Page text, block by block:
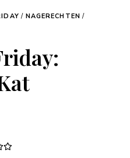
/ NAGERECHTEN /